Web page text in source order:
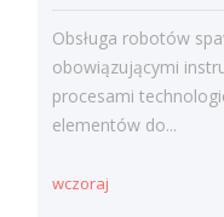
Obsługa robotów
obowiązującymi
procesami
elementów do...
wczoraj